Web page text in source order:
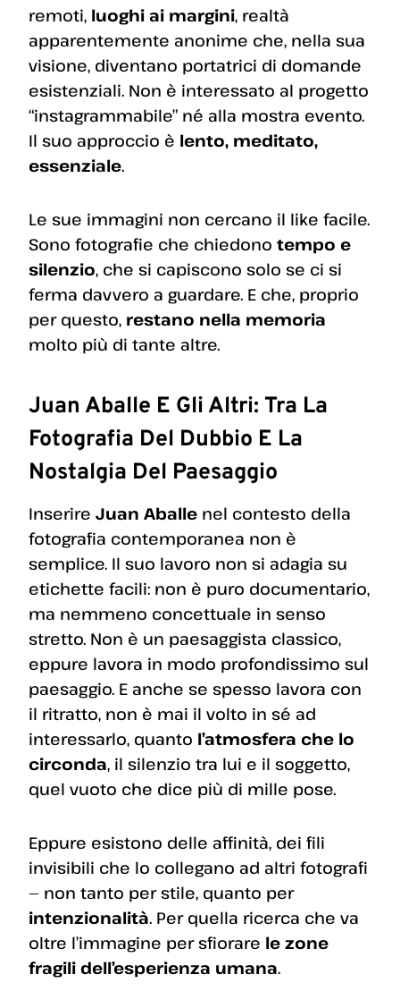
remoti, luoghi ai margini, realtà
apparentemente anonime che, nella sua
visione, diventano portatrici di domande
esistenziali. Non è interessato al progetto
“instagrammabile” né alla mostra evento.
Il suo approccio è lento, meditato,
essenziale.
Le sue immagini non cercano il like facile.
Sono fotografie che chiedono tempo e
silenzio, che si capiscono solo se ci si
ferma davvero a guardare. E che, proprio
per questo, restano nella memoria
molto più di tante altre.
Juan Aballe E Gli Altri: Tra La
Fotografia Del Dubbio E La
Nostalgia Del Paesaggio
Inserire Juan Aballe nel contesto della
fotografia contemporanea non è
semplice. Il suo lavoro non si adagia su
etichette facili: non è puro documentario,
ma nemmeno concettuale in senso
stretto. Non è un paesaggista classico,
eppure lavora in modo profondissimo sul
paesaggio. E anche se spesso lavora con
il ritratto, non è mai il volto in sé ad
interessarlo, quanto l’atmosfera che lo
circonda, il silenzio tra lui e il soggetto,
quel vuoto che dice più di mille pose.
Eppure esistono delle affinità, dei fili
invisibili che lo collegano ad altri fotografi
— non tanto per stile, quanto per
intenzionalità. Per quella ricerca che va
oltre l’immagine per sfiorare le zone
fragili dell’esperienza umana.